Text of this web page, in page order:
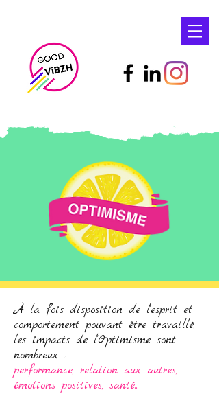
À la fois disposition de l'esprit et
comportement pouvant être travaillé,
les impacts de l'Optimisme sont
nombreux :
performance, relation aux autres,
émotions positives, santé...